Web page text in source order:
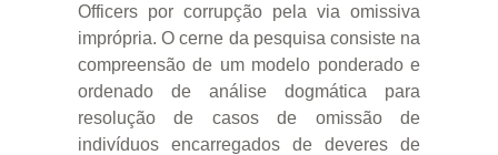
Officers por corrupção pela via omissiva
imprópria. O cerne da pesquisa consiste na
compreensão de um modelo ponderado e
ordenado de análise dogmática para
resolução de casos de omissão de
indivíduos encarregados de deveres de